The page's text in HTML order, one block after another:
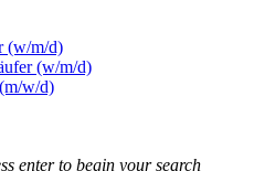
(w/m/d)
(w/m/d)
w/d)
enter to begin your search